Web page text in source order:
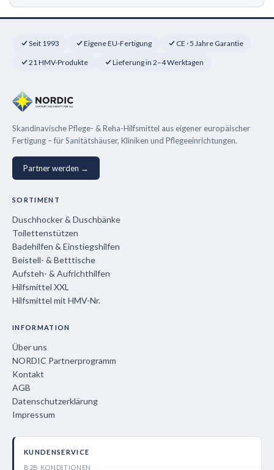
Seit 1993 Eigene EU-Fertigung CE · 5 Jahre Garantie
21 HMV-Produkte Lieferung in 2–4 Werktagen
Skandinavische Pflege- & Reha-Hilfsmittel aus eigener europäischer
Fertigung – für Sanitätshäuser, Kliniken und Pflegeeinrichtungen.
Partner werden →
SORTIMENT
Duschhocker & Duschbänke
Toilettenstützen
Badehilfen & Einstiegshilfen
Beistell- & Betttische
Aufsteh- & Aufrichthilfen
Hilfsmittel XXL
Hilfsmittel mit HMV-Nr.
INFORMATION
Über uns
NORDIC Partnerprogramm
Kontakt
AGB
Datenschutzerklärung
Impressum
KUNDENSERVICE
B2B KONDITIONEN